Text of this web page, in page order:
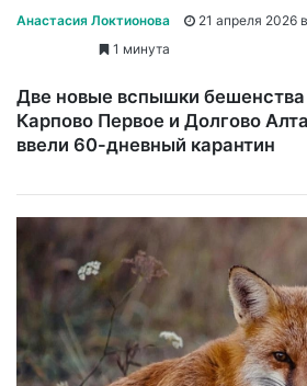
Анастасия Локтионова
21 апреля 2026
1 минута
Две новые вспышки бешенства
Карпово Первое и Долгово
ввели 60-дневный карантин